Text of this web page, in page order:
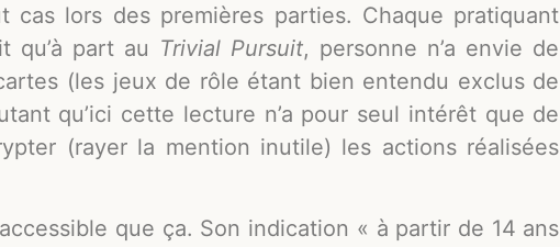
cas lors des premières parties. Chaque pratiquant
qu’à part au Trivial Pursuit, personne n’a envie de
(les jeux de rôle étant bien entendu exclus de
qu’ici cette lecture n’a pour seul intérêt que de
(rayer la mention inutile) les actions réalisées
que ça. Son indication « à partir de 14 ans